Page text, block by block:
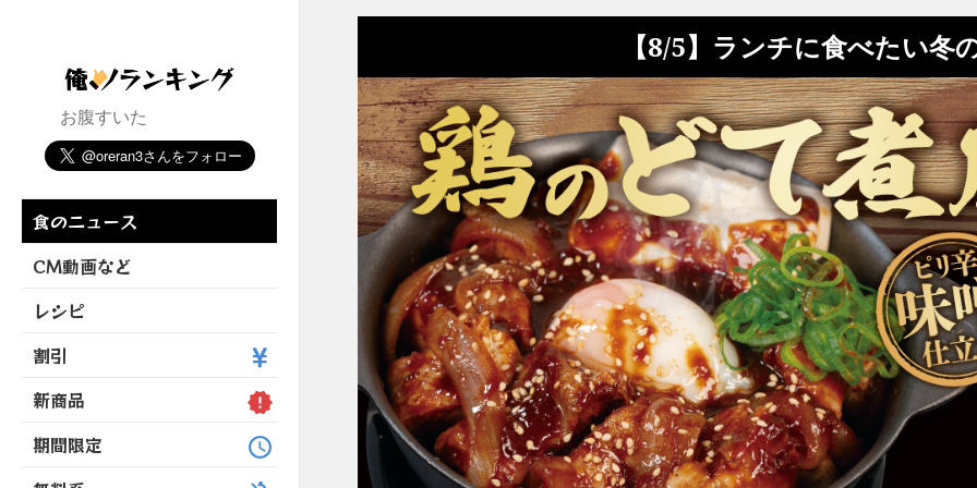
お腹すいた
食のニュース
CM動画など
レシピ
割引
新商品
期間限定
【8/5】ランチに食べたい冬